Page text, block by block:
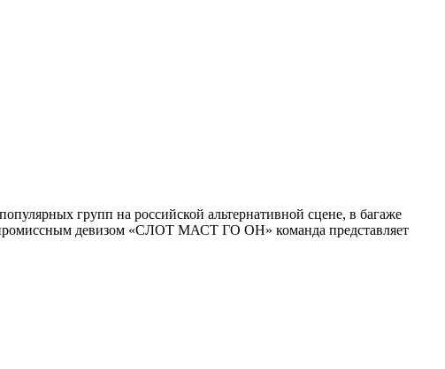
групп на российской альтернативной сцене, в багаже
девизом «СЛОТ МАСТ ГО ОН» команда представляет